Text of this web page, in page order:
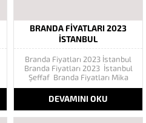
BRANDA FIYATLARI 2023
İSTANBUL
Branda Fiyatları 2023 İstanbul
Branda Fiyatları 2023 İstanbul
Şeffaf Branda Fiyatları Mika
Naylon Fiyat Branda Fiyatları
2023 Türkiye Şeffaf Sigara içme
alanı ve diğer modellerimiz için
iletişime geçiniz. Fiyatlarda %20
DEVAMINI OKU